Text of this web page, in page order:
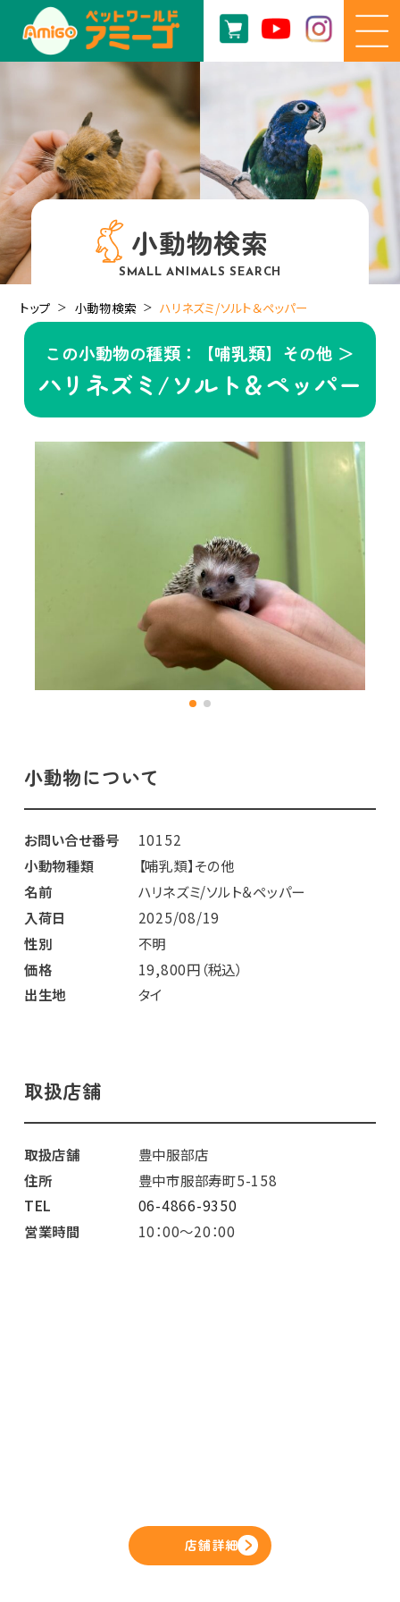
小動物検索
SMALL ANIMALS SEARCH
トップ 小動物検索 ハリネズミ/ソルト＆ペッパー
この小動物の種類：【哺乳類】その他 ＞
ハリネズミ/ソルト＆ペッパー
小動物について
お問い合せ番号
10152
小動物種類
【哺乳類】その他
名前
ハリネズミ/ソルト＆ペッパー
入荷日
2025/08/19
性別
不明
価格
19,800円（税込）
出生地
タイ
取扱店舗
取扱店舗
豊中服部店
住所
豊中市服部寿町5-158
TEL
06-4866-9350
営業時間
10：00～20：00
店舗詳細